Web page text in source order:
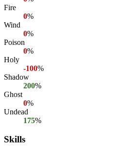
Fire
0%
Wind
0%
Poison
0%
Holy
-100%
Shadow
200%
Ghost
0%
Undead
175%
Skills